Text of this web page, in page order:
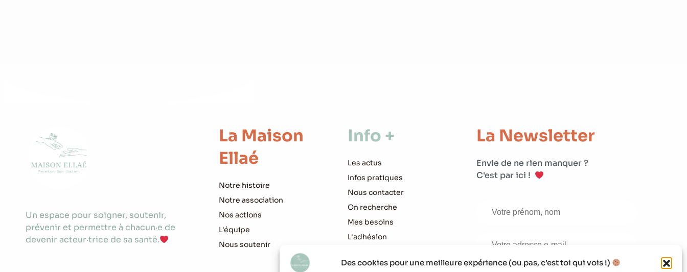
Des cookies pour une meilleure expérience (ou pas, c’est toi qui vois !)
Un espace pour soigner, soutenir,
prévenir et permettre à chacun·e de
devenir acteur·trice de sa santé.
La Maison
Ellaé
Notre histoire
Notre association
Nos actions
L'équipe
Nous soutenir
Info +
Les actus
Infos pratiques
Nous contacter
On recherche
Mes besoins
L'adhésion
La Newsletter
Envie de ne rien manquer ?
C'est par ici !